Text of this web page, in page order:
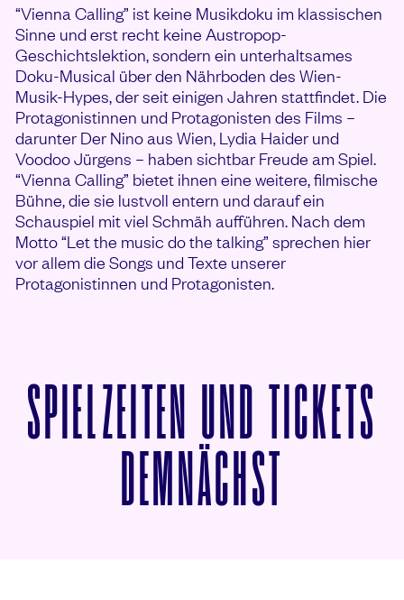
“Vienna Calling” ist keine Musikdoku im klassischen
Sinne und erst recht keine Austropop-
Geschichtslektion, sondern ein unterhaltsames
Doku-Musical über den Nährboden des Wien-
Musik-Hypes, der seit einigen Jahren stattfindet. Die
Protagonistinnen und Protagonisten des Films –
darunter Der Nino aus Wien, Lydia Haider und
Voodoo Jürgens – haben sichtbar Freude am Spiel.
“Vienna Calling” bietet ihnen eine weitere, filmische
Bühne, die sie lustvoll entern und darauf ein
Schauspiel mit viel Schmäh aufführen. Nach dem
Motto “Let the music do the talking” sprechen hier
vor allem die Songs und Texte unserer
Protagonistinnen und Protagonisten.
SPIELZEITEN UND TICKETS
DEMNÄCHST